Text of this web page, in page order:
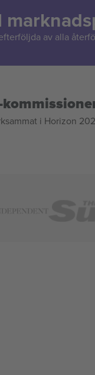
av alla
i Horizon